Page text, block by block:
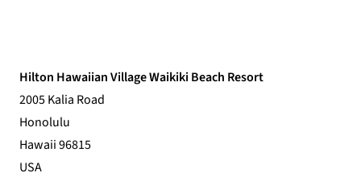
Hilton Hawaiian Village Waikiki Beach Resort
2005 Kalia Road
Honolulu
Hawaii 96815
USA